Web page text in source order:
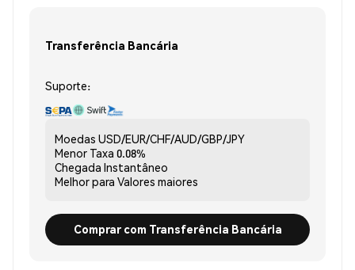
Transferência Bancária
Suporte:
Moedas USD/EUR/CHF/AUD/GBP/JPY
Menor Taxa 0.08%
Chegada Instantâneo
Melhor para Valores maiores
Comprar com Transferência Bancária